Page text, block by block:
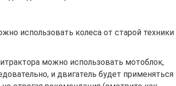
использовать колеса от старой техники
можно использовать мотоблок,
и двигатель будет применяться